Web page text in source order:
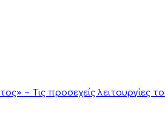
– Τις προσεχείς λειτουργίες